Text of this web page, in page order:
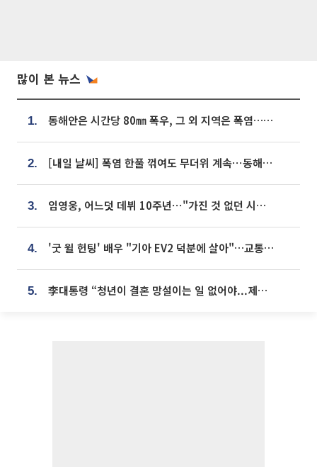
많이 본 뉴스
1. 동해안은 시간당 80㎜ 폭우, 그 외 지역은 폭염…‘극과 극 날씨’
2. [내일 날씨] 폭염 한풀 꺾여도 무더위 계속⋯동해안 이틀 연속 비
3. 임영웅, 어느덧 데뷔 10주년⋯"가진 것 없던 시절, 내 앞엔 20명의 팬뿐"
4. '굿 윌 헌팅' 배우 "기아 EV2 덕분에 살아"…교통사고 후 안전성 극찬
5. 李대통령 “청년이 결혼 망설이는 일 없어야...제도상 불이익 조사”